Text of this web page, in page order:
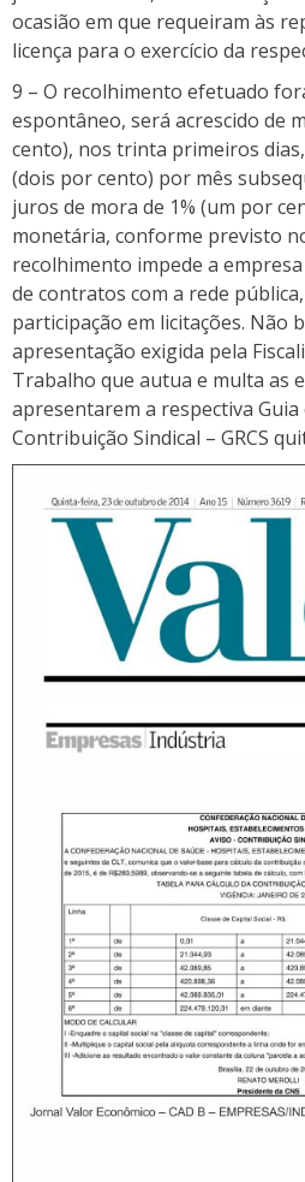
ocasião em que requeiram às
licença para o exercício da
9 – O recolhimento efetuado
espontâneo, será acrescido de
cento), nos trinta primeiros
(dois por cento) por mês
juros de mora de 1% (um por
monetária, conforme previsto
recolhimento impede a
de contratos com a rede
participação em licitações. Não
apresentação exigida pela
Trabalho que autua e multa as
apresentarem a respectiva Guia
Contribuição Sindical – GRCS